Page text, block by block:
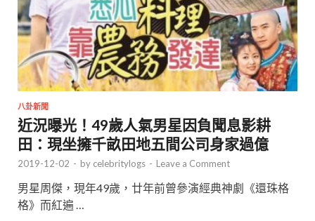
八卦新聞
近況曝光！49歲人氣男星因負聞息影耕
田：現坐擁千畝田地五間公司身家過億
2019-12-02 - by celebritylogs - Leave a Comment
男星周傑，現年49歲，廿年前曾參演經典神劇《還珠格
格》而紅遍 …